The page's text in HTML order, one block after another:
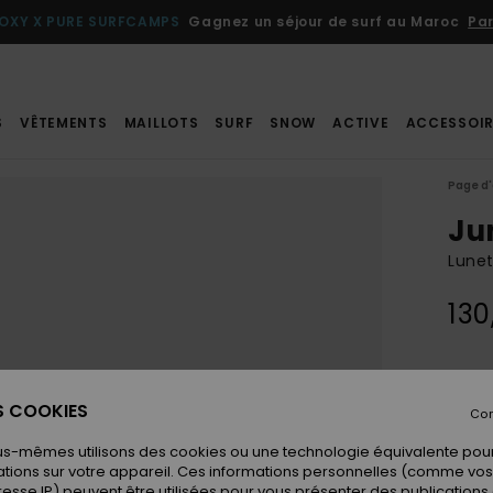
X PURE SURFCAMPS Gagnez un séjour de surf au Maroc
VÊTEMENTS MAILLOTS SURF SNOW ACTIVE
Page
COOKIES
mêmes utilisons des cookies ou une technologie équivalente
sur votre appareil. Ces informations personnelles (comme